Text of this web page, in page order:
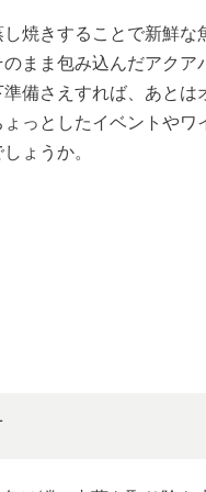
し焼きすることで新鮮な
のまま包み込んだアクア
準備さえすれば、あとは
ょっとしたイベントやワ
ょうか。